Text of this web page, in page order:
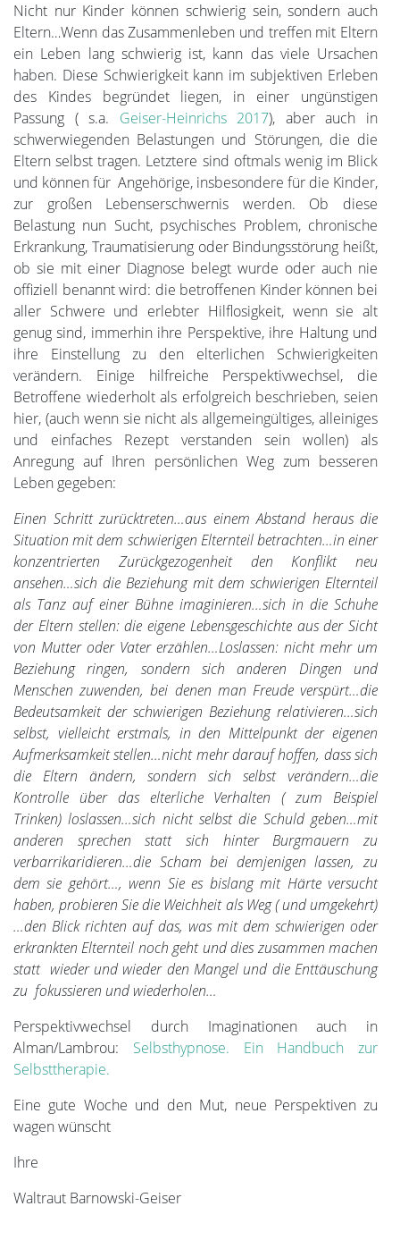
Nicht nur Kinder können schwierig sein, sondern auch
Eltern…Wenn das Zusammenleben und treffen mit Eltern
ein Leben lang schwierig ist, kann das viele Ursachen
haben. Diese Schwierigkeit kann im subjektiven Erleben
des Kindes begründet liegen, in einer ungünstigen
Passung ( s.a. Geiser-Heinrichs 2017), aber auch in
schwerwiegenden Belastungen und Störungen, die die
Eltern selbst tragen. Letztere sind oftmals wenig im Blick
und können für Angehörige, insbesondere für die Kinder,
zur großen Lebenserschwernis werden. Ob diese
Belastung nun Sucht, psychisches Problem, chronische
Erkrankung, Traumatisierung oder Bindungsstörung heißt,
ob sie mit einer Diagnose belegt wurde oder auch nie
offiziell benannt wird: die betroffenen Kinder können bei
aller Schwere und erlebter Hilflosigkeit, wenn sie alt
genug sind, immerhin ihre Perspektive, ihre Haltung und
ihre Einstellung zu den elterlichen Schwierigkeiten
verändern. Einige hilfreiche Perspektivwechsel, die
Betroffene wiederholt als erfolgreich beschrieben, seien
hier, (auch wenn sie nicht als allgemeingültiges, alleiniges
und einfaches Rezept verstanden sein wollen) als
Anregung auf Ihren persönlichen Weg zum besseren
Leben gegeben:
Einen Schritt zurücktreten…aus einem Abstand heraus die
Situation mit dem schwierigen Elternteil betrachten…in einer
konzentrierten Zurückgezogenheit den Konflikt neu
ansehen…sich die Beziehung mit dem schwierigen Elternteil
als Tanz auf einer Bühne imaginieren…sich in die Schuhe
der Eltern stellen: die eigene Lebensgeschichte aus der Sicht
von Mutter oder Vater erzählen…Loslassen: nicht mehr um
Beziehung ringen, sondern sich anderen Dingen und
Menschen zuwenden, bei denen man Freude verspürt…die
Bedeutsamkeit der schwierigen Beziehung relativieren…sich
selbst, vielleicht erstmals, in den Mittelpunkt der eigenen
Aufmerksamkeit stellen…nicht mehr darauf hoffen, dass sich
die Eltern ändern, sondern sich selbst verändern…die
Kontrolle über das elterliche Verhalten ( zum Beispiel
Trinken) loslassen…sich nicht selbst die Schuld geben…mit
anderen sprechen statt sich hinter Burgmauern zu
verbarrikaridieren…die Scham bei demjenigen lassen, zu
dem sie gehört…, wenn Sie es bislang mit Härte versucht
haben, probieren Sie die Weichheit als Weg ( und umgekehrt)
…den Blick richten auf das, was mit dem schwierigen oder
erkrankten Elternteil noch geht und dies zusammen machen
statt wieder und wieder den Mangel und die Enttäuschung
zu fokussieren und wiederholen…
Perspektivwechsel durch Imaginationen auch in
Alman/Lambrou: Selbsthypnose. Ein Handbuch zur
Selbsttherapie.
Eine gute Woche und den Mut, neue Perspektiven zu
wagen wünscht
Ihre
Waltraut Barnowski-Geiser